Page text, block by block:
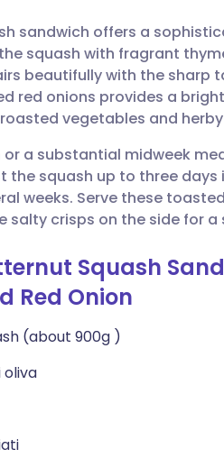
🇩🇪 Deutsch
🇫🇷 Français
🇵🇹 Português
🇸🇪 Svenska
sandwich offers a
squash with fragrant
beautifully with the sharp
red onions provides a
vegetables and
or a substantial midweek
the squash up to three
weeks. Serve these
salty crisps on the side for
Squash
Red Onion
(about 900g )
oliva